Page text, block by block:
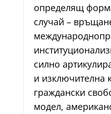
определящ
случай –
силно
и изключителна
граждански
модел,